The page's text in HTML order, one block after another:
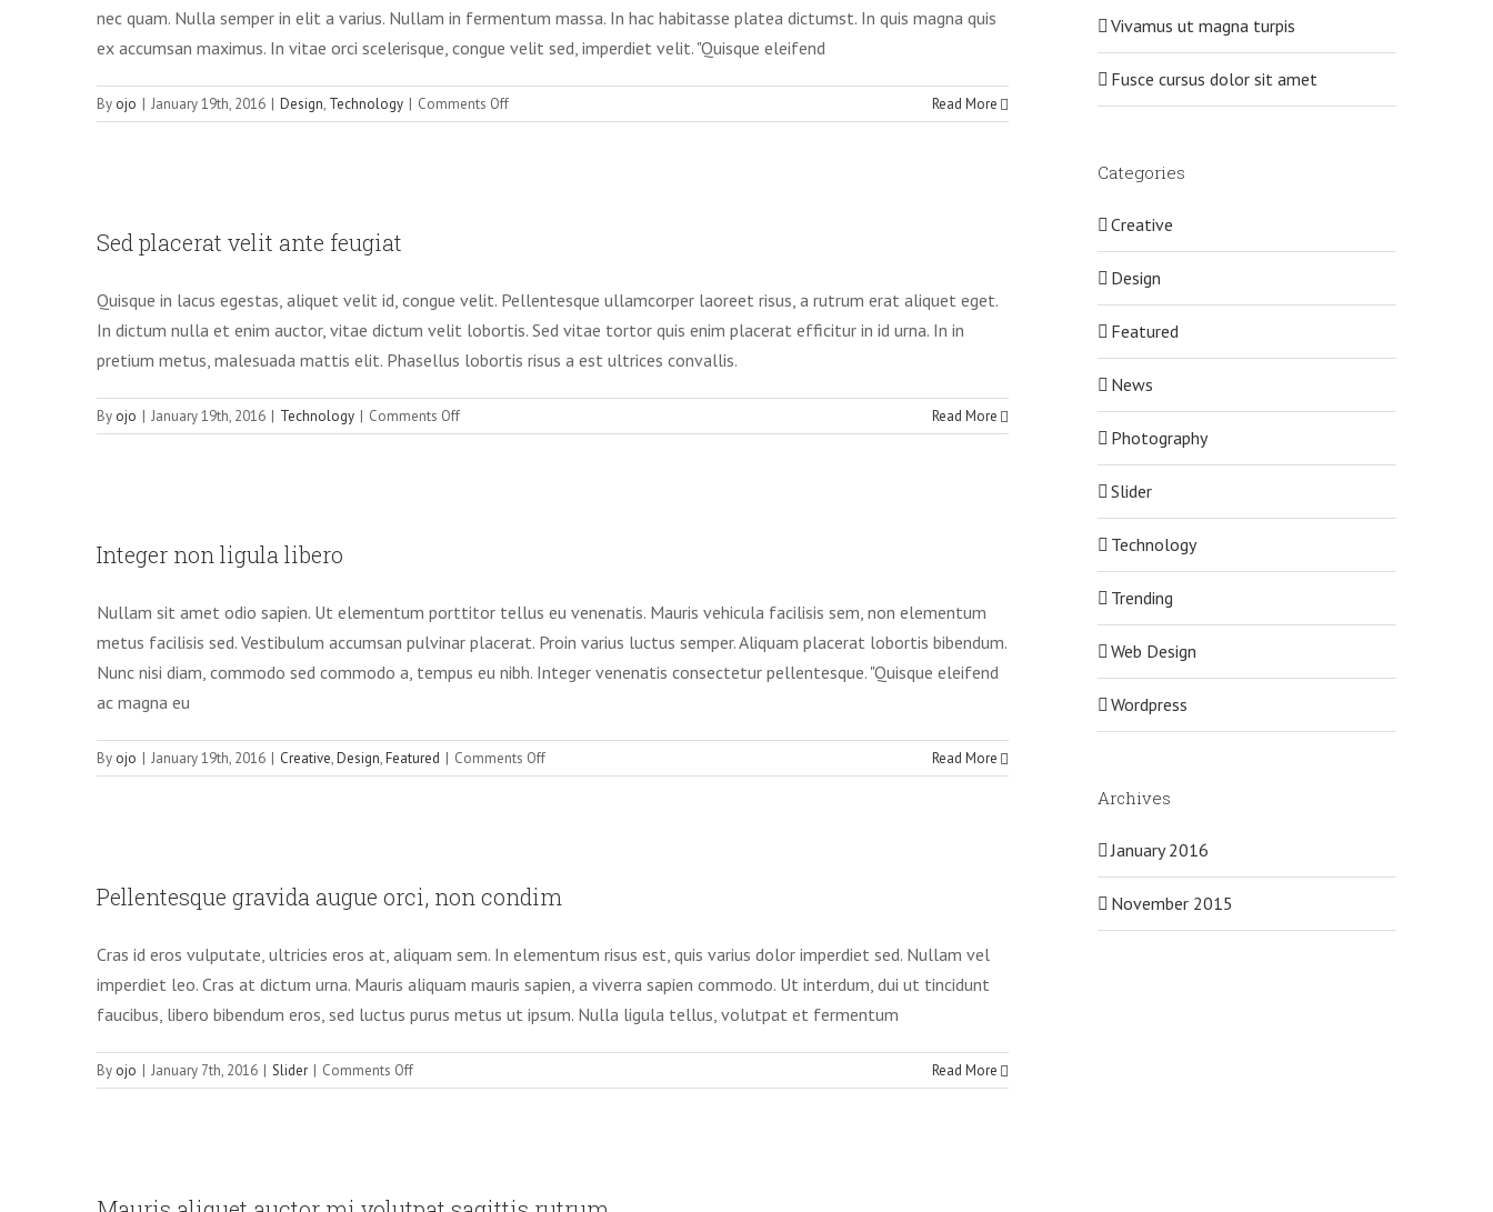
nec quam. Nulla semper in elit a varius. Nullam in fermentum massa. In hac habitasse platea dictumst. In quis magna quis
ex accumsan maximus. In vitae orci scelerisque, congue velit sed, imperdiet velit. "Quisque eleifend
By ojo | January 19th, 2016 | Design, Technology | Comments Offon
Aliquam
Read More
Sed placerat velit ante feugiat
Quisque in lacus egestas, aliquet velit id, congue velit. Pellentesque ullamcorper laoreet risus, a rutrum erat aliquet eget.
In dictum nulla et enim auctor, vitae dictum velit lobortis. Sed vitae tortor quis enim placerat efficitur in id urna. In in
pretium metus, malesuada mattis elit. Phasellus lobortis risus a est ultrices convallis.
By ojo | January 19th, 2016 | Technology | Comments Offon
Sed
Read More
Integer non ligula libero
Nullam sit amet odio sapien. Ut elementum porttitor tellus eu venenatis. Mauris vehicula facilisis sem, non elementum
metus facilisis sed. Vestibulum accumsan pulvinar placerat. Proin varius luctus semper. Aliquam placerat lobortis bibendum.
Nunc nisi diam, commodo sed commodo a, tempus eu nibh. Integer venenatis consectetur pellentesque. "Quisque eleifend
ac magna eu
By ojo | January 19th, 2016 | Creative,Design,Featured | Comments Offon
Integer
Read More
Slider
Pellentesque gravida augue orci, non condim
Cras id eros vulputate, ultricies eros at, aliquam sem. In elementum risus est, quis varius dolor imperdiet sed. Nullam vel
imperdiet leo. Cras at dictum urna. Mauris aliquam mauris sapien, a viverra sapien commodo. Ut interdum, dui ut tincidunt
faucibus, libero bibendum eros, sed luctus purus metus ut ipsum. Nulla ligula tellus, volutpat et fermentum
By ojo | January 7th, 2016 | Slider | Comments Offon
Pellentesque
Read More
Slider
Vivamus ut magna turpis
Fusce cursus dolor sit amet
Categories
Creative
Design
Featured
News
Photography
Slider
Technology
Trending
Web Design
Wordpress
Archives
January 2016
November 2015